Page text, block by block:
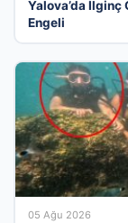
Yalova’da İlginç
Engeli
05 Ağu 2026